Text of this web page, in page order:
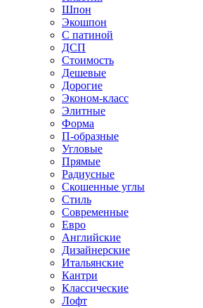
Шпон
Экошпон
С патиной
ДСП
Стоимость
Дешевые
Дорогие
Эконом-класс
Элитные
Форма
П-образные
Угловые
Прямые
Радиусные
Скошенные углы
Стиль
Современные
Евро
Английские
Дизайнерские
Итальянские
Кантри
Классические
Лофт